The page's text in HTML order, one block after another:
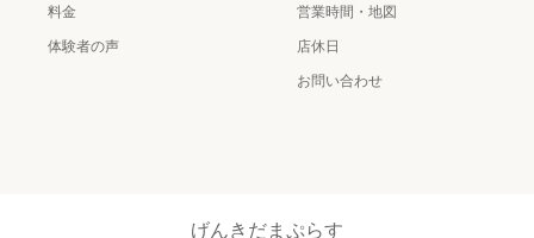
料金
体験者の声
営業時間・地図
店休日
お問い合わせ
げんきだまぷらす